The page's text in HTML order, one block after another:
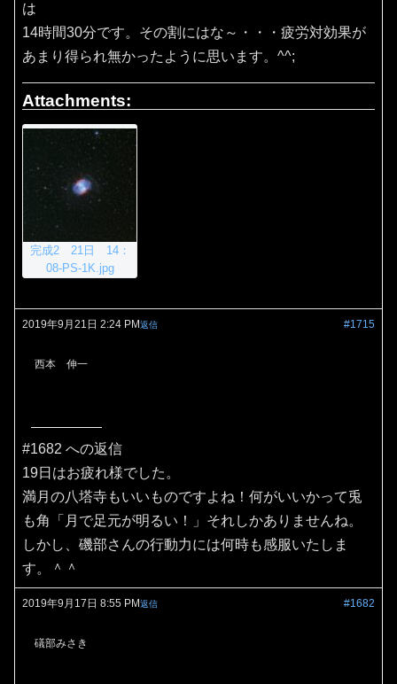
は
14時間30分です。その割にはな～・・・疲労対効果が
あまり得られ無かったように思います。^^;
Attachments:
完成2 21日 14：
08-PS-1K.jpg
2019年9月21日 2:24 PM #1715
返信
西本 伸一
#1682 への返信
19日はお疲れ様でした。
満月の八塔寺もいいものですよね！何がいいかって兎
も角「月で足元が明るい！」それしかありませんね。
しかし、磯部さんの行動力には何時も感服いたしま
す。＾＾
2019年9月17日 8:55 PM #1682
返信
礒部みさき